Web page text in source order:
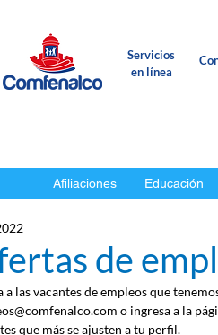
Servicios
en línea
Afiliaciones Educación
de
a las vacantes de empleos que
o ingresa a la
que más se ajusten a tu perfil.